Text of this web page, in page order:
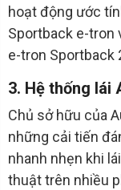
hoạt động ước
Sportback e-tron
e-tron Sportback
3. Hệ thống lái
Chủ sở hữu của
những cải tiến
nhanh nhẹn khi
thuật trên nhiều